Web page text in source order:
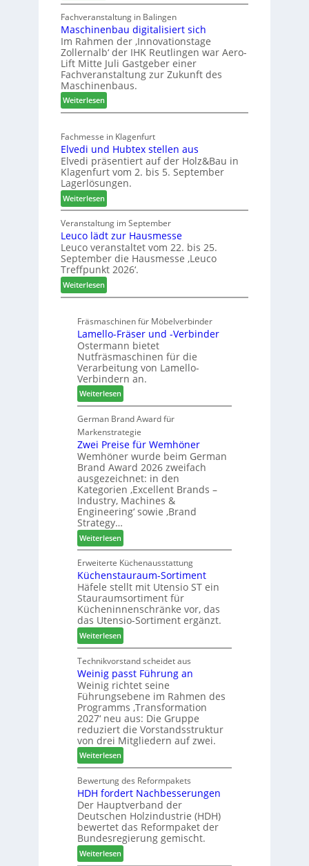
n
g
i
s
t
i
k
b
e
r
h
b
i
l
e
s
G
e
s
c
t
s
j
a
h
M
ö
b
e
l
b
r
a
n
c
e
e
r
ö
r
t
e
r
t
Z
u
k
u
n
t
Fachveranstaltung in Balingen
Maschinenbau digitalisiert sich
Im Rahmen der ‚Innovationstage
Zollernalb‘ der IHK Reutlingen war Aero-
Lift Mitte Juli Gastgeber einer
Fachveranstaltung zur Zukunft des
Maschinenbaus.
Weiterlesen:
M
s
c
h
i
n
e
n
b
a
u
d
i
g
i
a
l
i
s
i
e
r
s
i
c
h
Fachmesse in Klagenfurt
Elvedi und Hubtex stellen aus
Elvedi präsentiert auf der Holz&Bau in
Klagenfurt vom 2. bis 5. September
Lagerlösungen.
Weiterlesen:
E
l
v
e
d
i
u
n
H
u
b
t
e
x
s
t
e
l
l
e
n
a
u
s
Veranstaltung im September
Leuco lädt zur Hausmesse
Leuco veranstaltet vom 22. bis 25.
September die Hausmesse ‚Leuco
Treffpunkt 2026‘.
Weiterlesen:
L
u
o
l
ä
d
t
z
u
r
H
a
u
s
m
e
s
s
e
Fräsmaschinen für Möbelverbinder
Lamello-Fräser und -Verbinder
Ostermann bietet
Nutfräsmaschinen für die
Verarbeitung von Lamello-
Verbindern an.
Weiterlesen:
L
a
m
e
l
l
o
-
F
r
ä
s
r
u
n
d
-
V
e
b
i
n
d
e
r
German Brand Award für
Markenstrategie
Zwei Preise für Wemhöner
Wemhöner wurde beim German
Brand Award 2026 zweifach
ausgezeichnet: in den
Kategorien ‚Excellent Brands –
Industry, Machines &
Engineering‘ sowie ‚Brand
Strategy…
Weiterlesen:
Z
w
e
i
P
r
e
i
s
e
f
ü
r
W
e
m
h
ö
e
r
Erweiterte Küchenausstattung
Küchenstauraum-Sortiment
Häfele stellt mit Utensio ST ein
Stauraumsortiment für
Kücheninnenschränke vor, das
das Utensio-Sortiment ergänzt.
Weiterlesen:
K
ü
c
h
e
n
s
t
a
u
r
a
u
m
-
S
o
r
Technikvorstand scheidet aus
Weinig passt Führung an
Weinig richtet seine
Führungsebene im Rahmen des
Programms ‚Transformation
2027‘ neu aus: Die Gruppe
reduziert die Vorstandsstruktur
von drei Mitgliedern auf zwei.
Weiterlesen:
W
e
i
n
i
g
p
a
Bewertung des Reformpakets
HDH fordert Nachbesserungen
Der Hauptverband der
Deutschen Holzindustrie (HDH)
bewertet das Reformpaket der
Bundesregierung gemischt.
Weiterlesen: